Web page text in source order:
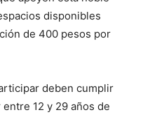
disponibles
de 400 pesos por
deben cumplir
12 y 29 años de